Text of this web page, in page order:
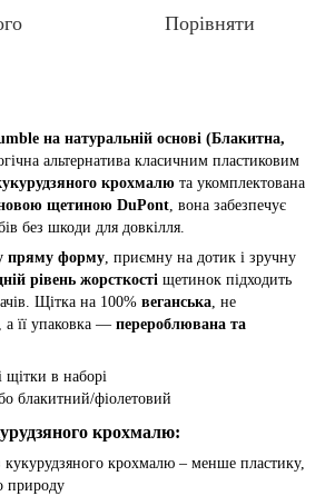
Порівняти
на натуральній основі (Блакитна,
альтернатива класичним пластиковим
крохмалю та укомплектована
щетиною DuPont , вона забезпечує
без шкоди для довкілля.
пряму форму , приємну на дотик і зручну
рівень жорсткості щетинок підходить
Щітка на 100% веганська , не
а її упаковка — перероблювана та
щітки в наборі
блакитний/фіолетовий
крохмалю:
кукурудзяного крохмалю – менше пластику,
природу